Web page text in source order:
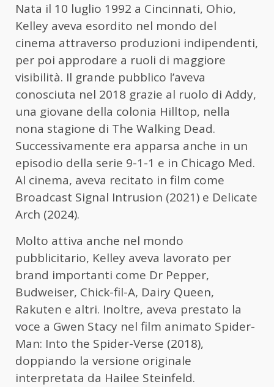
Nata il 10 luglio 1992 a Cincinnati, Ohio,
Kelley aveva esordito nel mondo del
cinema attraverso produzioni indipendenti,
per poi approdare a ruoli di maggiore
visibilità. Il grande pubblico l’aveva
conosciuta nel 2018 grazie al ruolo di Addy,
una giovane della colonia Hilltop, nella
nona stagione di The Walking Dead.
Successivamente era apparsa anche in un
episodio della serie 9-1-1 e in Chicago Med.
Al cinema, aveva recitato in film come
Broadcast Signal Intrusion (2021) e Delicate
Arch (2024).
Molto attiva anche nel mondo
pubblicitario, Kelley aveva lavorato per
brand importanti come Dr Pepper,
Budweiser, Chick-fil-A, Dairy Queen,
Rakuten e altri. Inoltre, aveva prestato la
voce a Gwen Stacy nel film animato Spider-
Man: Into the Spider-Verse (2018),
doppiando la versione originale
interpretata da Hailee Steinfeld.